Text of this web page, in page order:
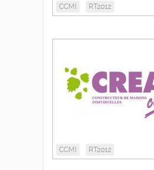
CCMI RT2012
CCMI RT2012